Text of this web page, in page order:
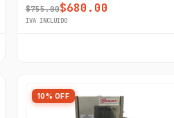
$755.00$680.00
IVA INCLUIDO
10% OFF